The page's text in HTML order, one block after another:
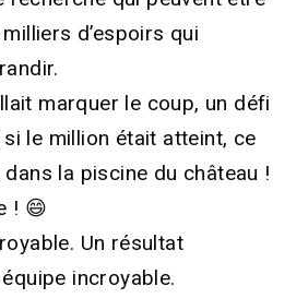
d’espoirs qui
marquer le coup, un défi
le million était atteint, ce
la piscine du château !
! 😄
Un résultat
incroyable.